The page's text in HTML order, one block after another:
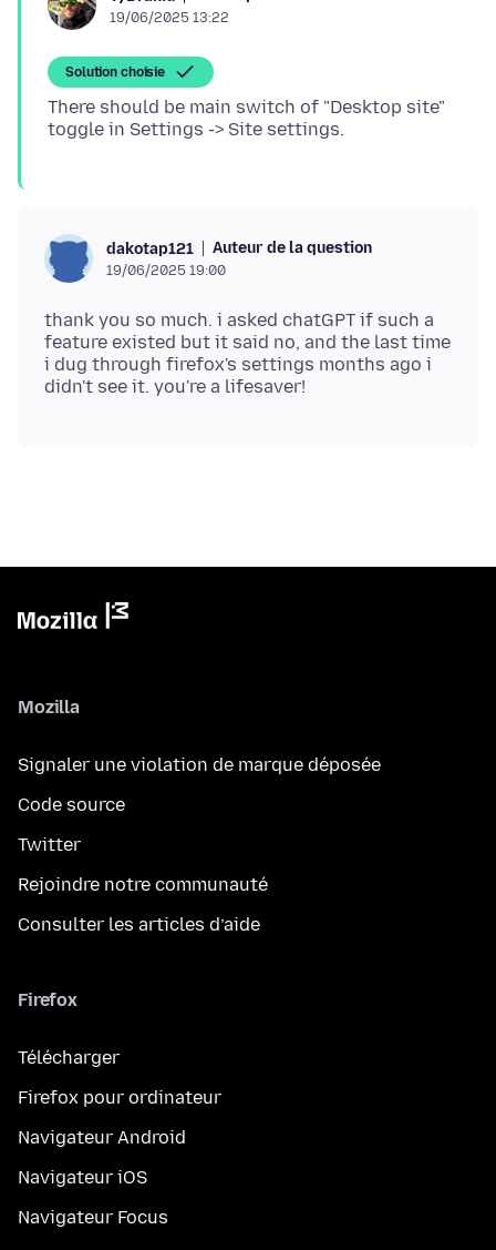
19/06/2025 13:22
Solution choisie
There should be main switch of "Desktop site"
dakotap121 Auteur de la question
19/06/2025 19:00
thank you so much. i asked chatGPT if such a
feature existed but it said no, and the last time
i dug through firefox's settings months ago i
Mozilla
Signaler une violation de marque déposée
Code source
Twitter
Rejoindre notre communauté
Consulter les articles d’aide
Firefox
Télécharger
Firefox pour ordinateur
Navigateur Android
Navigateur iOS
Navigateur Focus